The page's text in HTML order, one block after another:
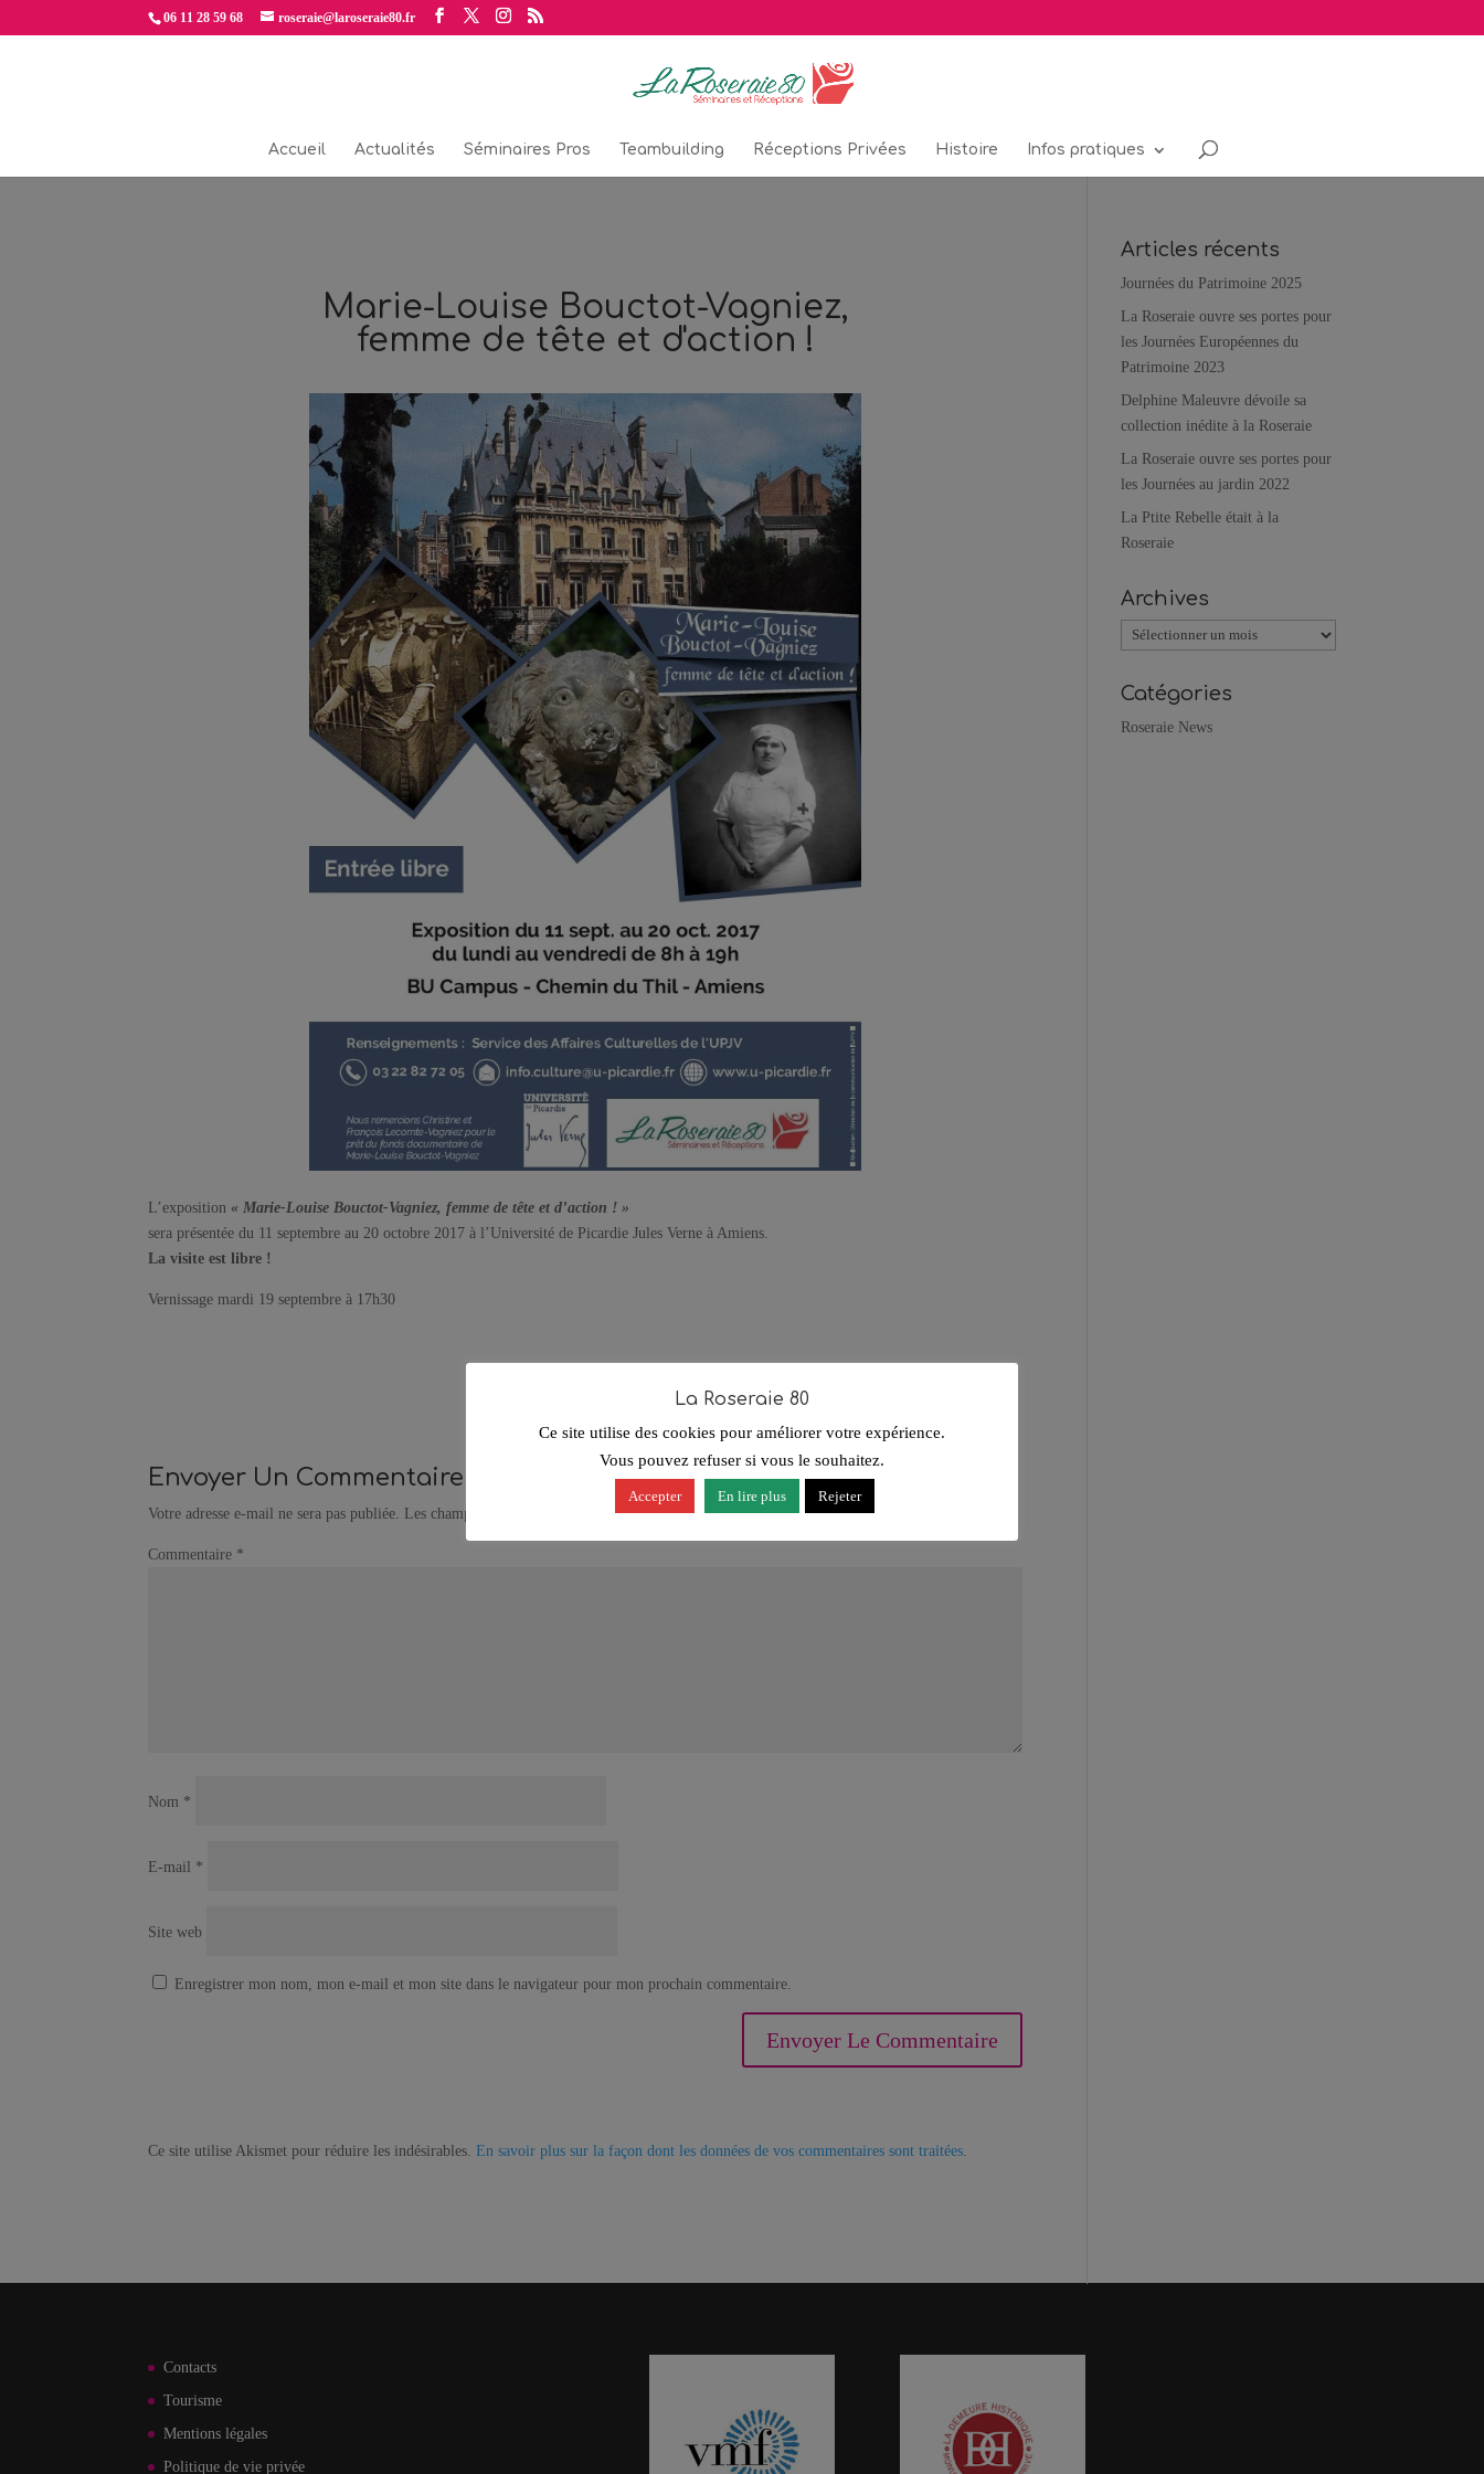
06 11 28 59 68 roseraie@laroseraie80.fr
Accueil Actualités Séminaires Pros Teambuilding Réceptions Privées Histoire Infos pratiques
Marie-Louise Bouctot-Vagniez,
femme de tête et d'action !
L’exposition« Marie-Louise Bouctot-Vagniez, femme de tête et d’action ! »
sera présentée du 11 septembre au 20 octobre 2017 à l’Université de Picardie Jules Verne à Amiens.
La visite est libre !
Vernissage mardi 19 septembre à 17h30
Envoyer Un Commentaire
Votre adresse e-mail ne sera pas publiée. Les champs obligatoires sont indiqués avec*
Commentaire *
Nom *
E-mail *
Site web
Enregistrer mon nom, mon e-mail et mon site dans le navigateur pour mon prochain commentaire.
Ce site utilise Akismet pour réduire les indésirables.En savoir plus sur la façon dont les données de vos commentaires sont traitées.
Articles récents
Journées du Patrimoine 2025
La Roseraie ouvre ses portes pour
les Journées Européennes du
Patrimoine 2023
Delphine Maleuvre dévoile sa
collection inédite à la Roseraie
La Roseraie ouvre ses portes pour
les Journées au jardin 2022
La Ptite Rebelle était à la
Roseraie
Archives
Archives
Catégories
Roseraie News
Contacts
Tourisme
Mentions légales
Politique de vie privée
La Roseraie 80
Ce site utilise des cookies pour améliorer votre expérience.
Vous pouvez refuser si vous le souhaitez.
Accepter En lire plus Rejeter